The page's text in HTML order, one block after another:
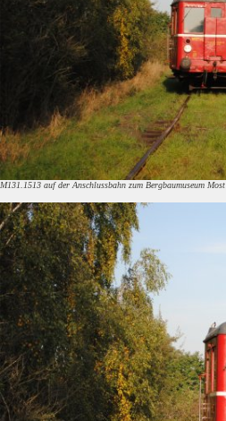
M131.1513 auf der Anschlussbahn zum Bergbaumuseum Most